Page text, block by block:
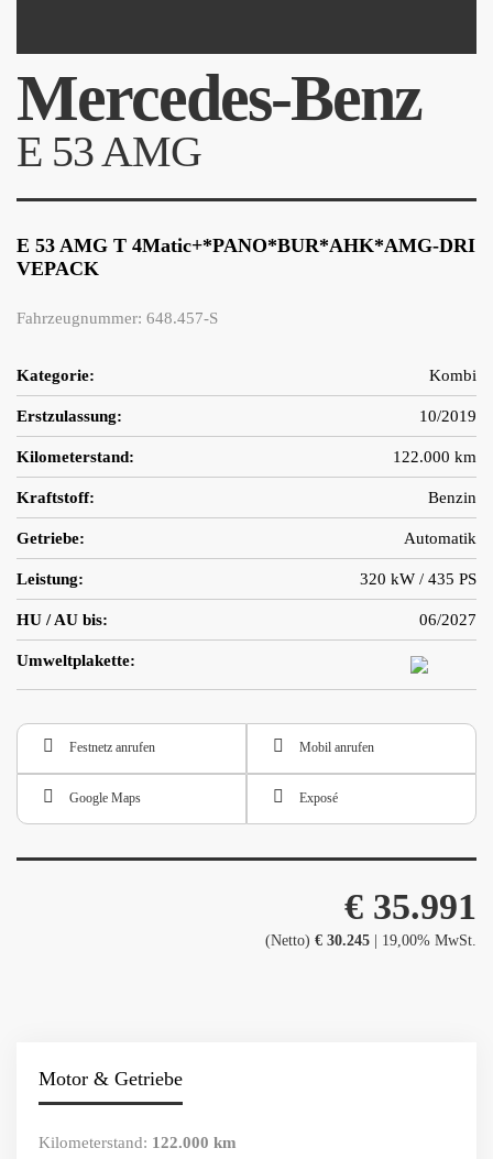
Mercedes-Benz
E 53 AMG
E 53 AMG T 4Matic+*PANO*BUR*AHK*AMG-DRI
VEPACK
Fahrzeugnummer: 648.457-S
Kategorie: Kombi
Erstzulassung: 10/2019
Kilometerstand: 122.000 km
Kraftstoff: Benzin
Getriebe: Automatik
Leistung: 320 kW / 435 PS
HU / AU bis: 06/2027
Umweltplakette:
Festnetz anrufen Mobil anrufen
Google Maps Exposé
€ 35.991
(Netto) € 30.245 | 19,00% MwSt.
Motor & Getriebe
Kilometerstand: 122.000 km